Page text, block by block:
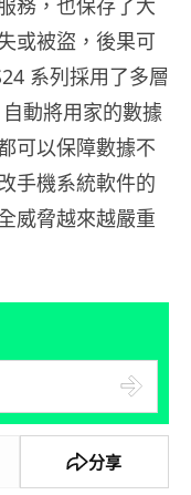
務，也保存了大
或被盜，後果可
系列採用了多層
動將用家的數據
可以保障數據不
手機系統軟件的
威脅越來越嚴重
分享